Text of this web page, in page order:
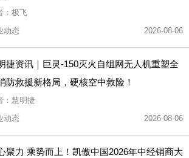
：极飞
动态
2026-08-06
捷资讯｜巨灵-150灭火自组网无人机重塑全
防救援新格局，硬核空中救险！
：慧明捷
动态
2026-08-06
聚力 乘势而上！凯傲中国2026年中经销商大